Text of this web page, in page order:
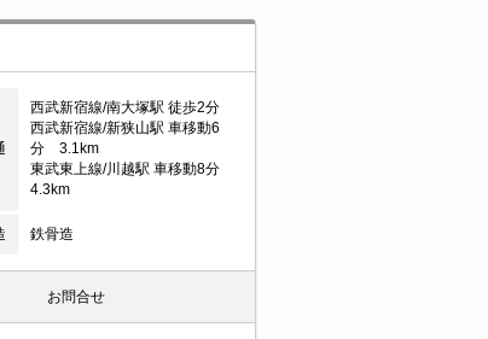
西武新宿線/南大塚駅 徒歩2分
西武新宿線/新狭山駅 車移動6
分 3.1km
東武東上線/川越駅 車移動8分
4.3km
鉄骨造
お問合せ